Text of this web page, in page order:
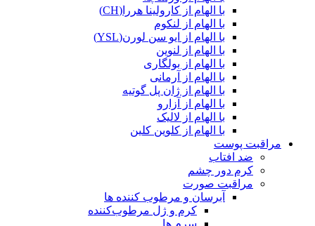
با الهام از کارولینا هررا(CH)
با الهام از لنکوم
با الهام از ایو سن لورن(YSL)
با الهام از لنوین
با الهام از بولگاری
با الهام از آرمانی
با الهام از ژان پل گوتیه
با الهام از آزارو
با الهام از لالیک
با الهام از کلوین کلین
مراقبت پوست
ضد افتاب
کرم دور چشم
مراقبت صورت
آبرسان و مرطوب کننده ها
کرم و ژل مرطوب‌کننده